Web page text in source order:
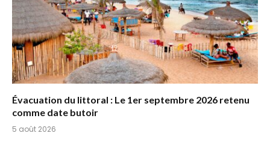
Évacuation du littoral : Le 1er septembre 2026 retenu
comme date butoir
5 août 2026